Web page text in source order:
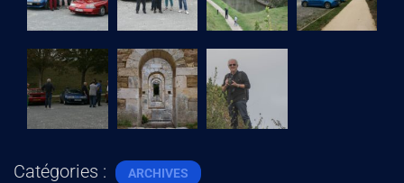
Catégories : ARCHIVES